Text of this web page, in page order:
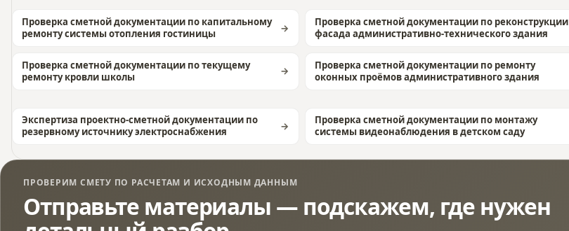
Проверка сметной документации по капитальному
ремонту системы отопления гостиницы
Проверка сметной документации по реконструкции
фасада административно-технического здания
Проверка сметной документации по текущему
ремонту кровли школы
Проверка сметной документации по ремонту
оконных проёмов административного здания
Экспертиза проектно-сметной документации по
резервному источнику электроснабжения
Проверка сметной документации по монтажу
системы видеонаблюдения в детском саду
ПРОВЕРИМ СМЕТУ ПО РАСЧЕТАМ И ИСХОДНЫМ ДАННЫМ
Отправьте материалы — подскажем, где нужен